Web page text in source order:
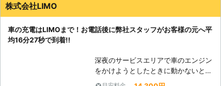
ように、バッテリーの充電を復活させ
たら、弊社「株式会社S&S」にご依頼
ください！ 【最短30分駆けつけ可
株式会社LIMO
車の充電はLIMOまで！お電話後に弊社スタッフがお客様の元へ平
均16分27秒で到着!!
深夜のサービスエリアで車のエンジン
をかけようとしたときに動かないと、
困ってしまいますよね。エンジンがか